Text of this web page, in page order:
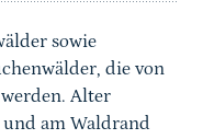
sowie
die von
Alter
am Waldrand